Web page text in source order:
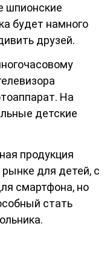
шпионские
будет намного
друзей.
На
детские
продукция
для детей, с
смартфона, но
стать